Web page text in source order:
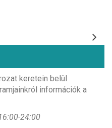
keretein belül
információk a
24:00